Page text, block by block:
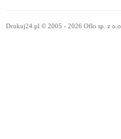
Drukuj24.pl © 2005 - 2026 Oflo sp. z o.o.